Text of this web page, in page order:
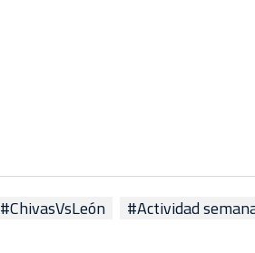
#ChivasVsLeón #Actividad